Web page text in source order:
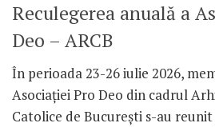
Reculegerea anuală a
Deo – ARCB
În perioada 23-26 iulie 2026,
Asociației Pro Deo din cadrul
Catolice de București s-au